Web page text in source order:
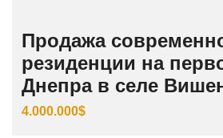
Продажа
резиденции на
Днепра в селе
4.000.000$